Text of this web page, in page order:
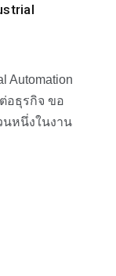
Automation
อธุรกิจ ขอ
นหนึ่งในงาน